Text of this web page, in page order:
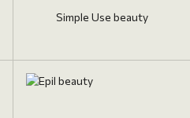
Simple Use beauty